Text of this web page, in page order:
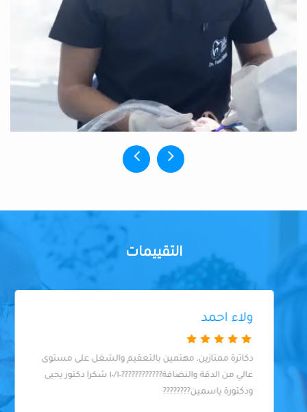
التقييمات
ولاء احمد
دكاترة ممتازين، مهتمين بالتعقيم والشغل على مستوى
عالي من الدقة والنضافة????????????١٠/١٠ شكرا دكتور يحيى
ودكتورة ياسمين????????